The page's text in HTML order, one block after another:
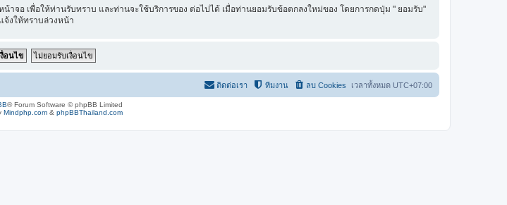
จอ เพื่อให้ท่านรับทราบ และท่านจะใช้บริการของ ต่อไปได้ เมื่อท่านยอมรับข้อตกลงใหม่ของ โดยการกดปุ่ม " ยอมรับ"
จ้งให้ทราบล่วงหน้า
เวลาทั้งหมด UTC+07:00
ลบ Cookies
ทีมงาน
ติดต่อเรา
® Forum Software © phpBB Limited
Mindphp.com& phpBBThailand.com